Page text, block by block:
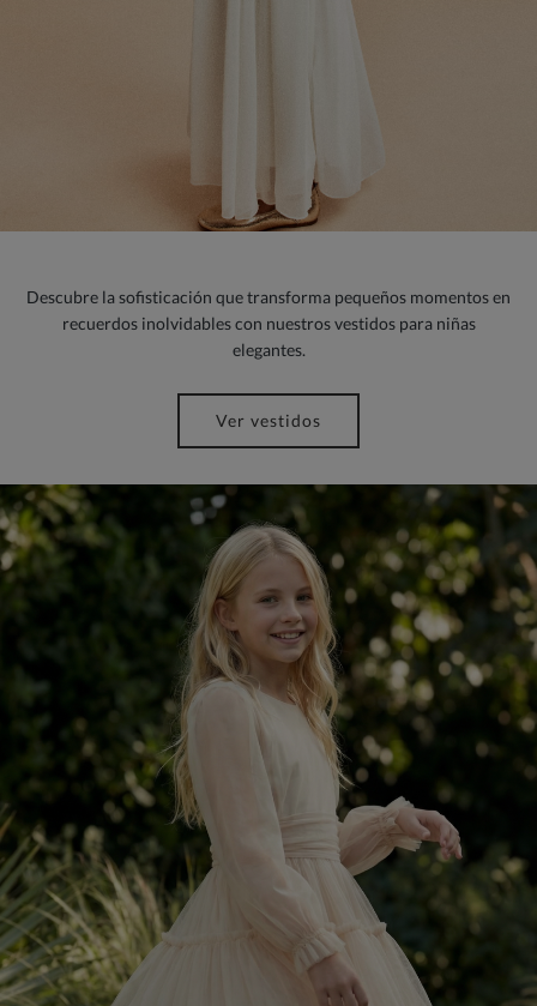
Descubre la sofisticación que transforma pequeños momentos en
recuerdos inolvidables con nuestros vestidos para niñas
elegantes.
Ver vestidos